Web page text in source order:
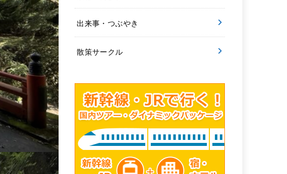
出来事・つぶやき
散策サークル